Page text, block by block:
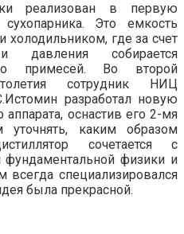
реализован в первую
Это емкость
где за счет
давления собирается
примесей. Во второй
сотрудник НИЦ
разработал новую
оснастив его 2-мя
уточнять, каким образом
сочетается с
фундаментальной физики и
всегда специализировался
была прекрасной.